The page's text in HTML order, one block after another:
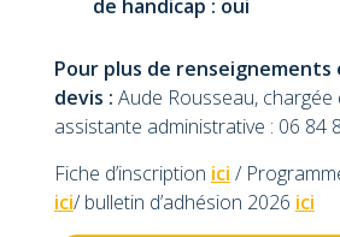
de handicap : oui
Pour plus de renseignements
devis : Aude Rousseau, chargée
assistante administrative : 06 84
Fiche d’inscription ici /
ici/ bulletin d’adhésion 2026 ici